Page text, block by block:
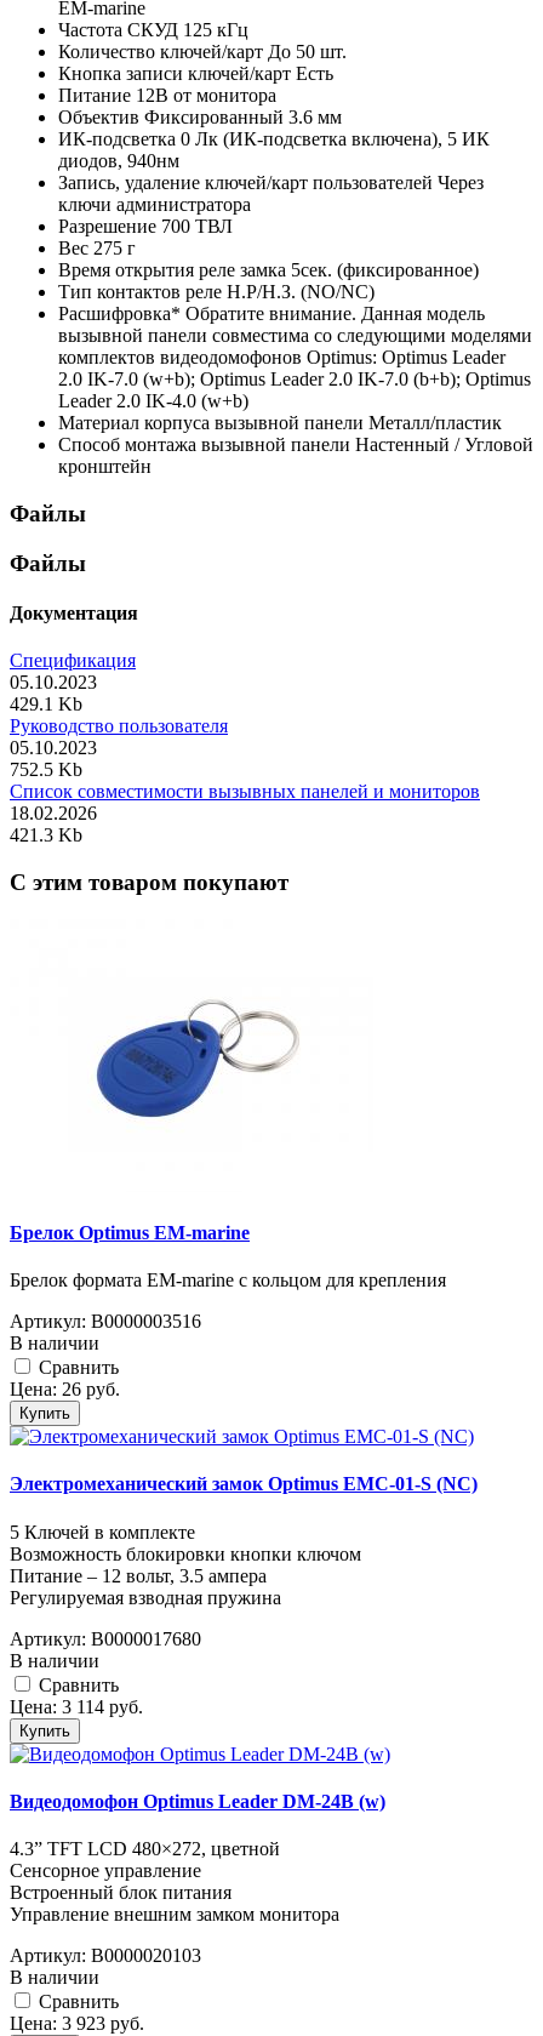
EM-marine
Частота СКУД 125 кГц
Количество ключей/карт До 50 шт.
Кнопка записи ключей/карт Есть
Питание 12В от монитора
Объектив Фиксированный 3.6 мм
ИК-подсветка 0 Лк (ИК-подсветка включена), 5 ИК
диодов, 940нм
Запись, удаление ключей/карт пользователей Через
ключи администратора
Разрешение 700 ТВЛ
Вес 275 г
Время открытия реле замка 5сек. (фиксированное)
Тип контактов реле Н.Р/Н.З. (NO/NC)
Расшифровка* Обратите внимание. Данная модель
вызывной панели совместима со следующими моделями
комплектов видеодомофонов Optimus: Optimus Leader
2.0 IK-7.0 (w+b); Optimus Leader 2.0 IK-7.0 (b+b); Optimus
Leader 2.0 IK-4.0 (w+b)
Материал корпуса вызывной панели Металл/пластик
Способ монтажа вызывной панели Настенный / Угловой
кронштейн
Файлы
Файлы
Документация
Спецификация
05.10.2023
429.1 Kb
Руководство пользователя
05.10.2023
752.5 Kb
Список совместимости вызывных панелей и мониторов
18.02.2026
421.3 Kb
C этим товаром покупают
Брелок Optimus EM-marine
Брелок формата EM-marine с кольцом для крепления
Артикул: В0000003516
В наличии
Cравнить
Цена: 26 руб.
Купить
Электромеханический замок Optimus EMC-01-S (NC)
5 Ключей в комплекте
Возможность блокировки кнопки ключом
Питание – 12 вольт, 3.5 ампера
Регулируемая взводная пружина
Артикул: В0000017680
В наличии
Cравнить
Цена: 3 114 руб.
Купить
Видеодомофон Optimus Leader DM-24B (w)
4.3” TFT LCD 480×272, цветной
Сенсорное управление
Встроенный блок питания
Управление внешним замком монитора
Артикул: В0000020103
В наличии
Cравнить
Цена: 3 923 руб.